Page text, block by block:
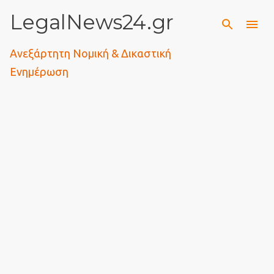
Μετάβαση στο κύριο περιεχόμενο
LegalNews24.gr
Ανεξάρτητη Νομική & Δικαστική
Ενημέρωση